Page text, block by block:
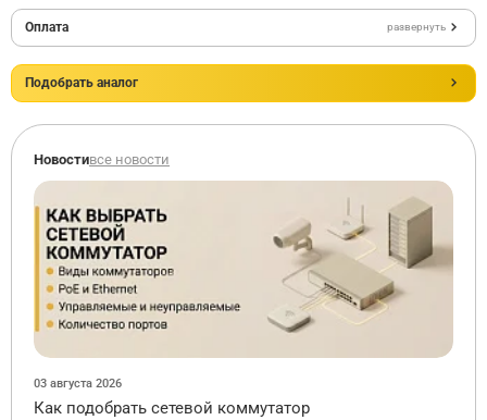
Оплата развернуть
Подобрать аналог
Новостивсе новости
03 августа 2026
Как подобрать сетевой коммутатор